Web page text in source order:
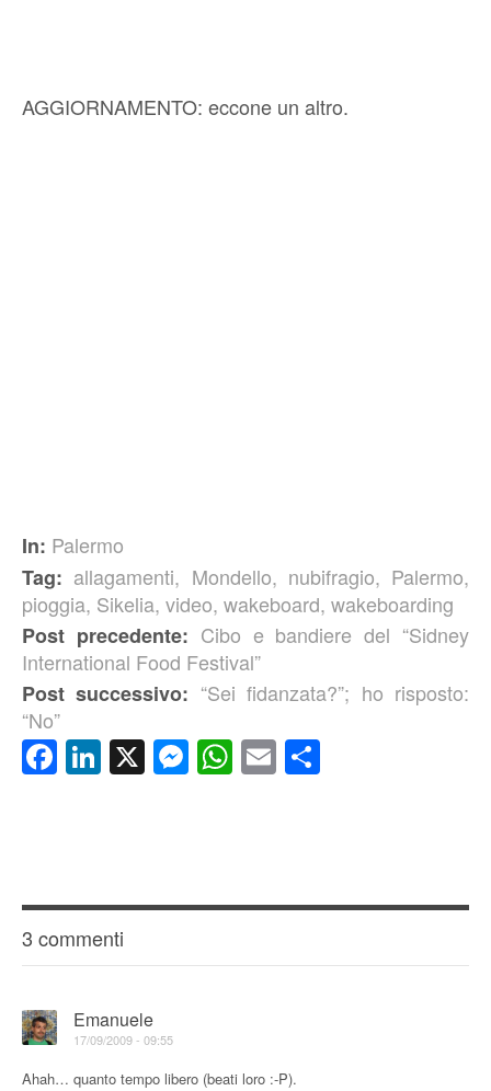
AGGIORNAMENTO: eccone un altro.
In: Palermo
Tag: allagamenti, Mondello, nubifragio, Palermo,
pioggia, Sikelia, video, wakeboard, wakeboarding
Post precedente: Cibo e bandiere del “Sidney
International Food Festival”
Post successivo: “Sei fidanzata?”; ho risposto:
“No”
Facebook
LinkedIn
X Messenger
WhatsApp
Email
3 commenti
Emanuele
17/09/2009 - 09:55
Ahah… quanto tempo libero (beati loro :-P).